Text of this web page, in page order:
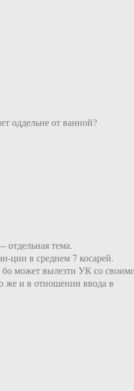
оддельне от ванной?
отдельная тема.
ции в среднем 7 косарей.
может вылезти УК со
же и в отношении ввода в